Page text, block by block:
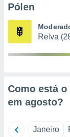
o
num
Pólen
Relva
Como está
em agosto?
Janeiro